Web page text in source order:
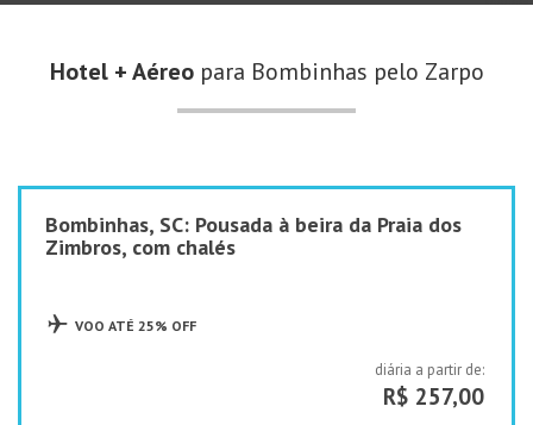
Hotel + Aéreopara Bombinhas pelo Zarpo
Bombinhas, SC: Pousada à beira da Praia dos
Zimbros, com chalés
VOO ATÉ 25% OFF
diária a partir de:
R$ 257,00